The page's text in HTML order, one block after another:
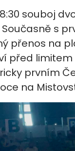
souboj
s
přenos na
před
prvním
na